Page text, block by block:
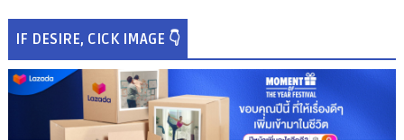
IF DESIRE, CICK IMAGE 👇